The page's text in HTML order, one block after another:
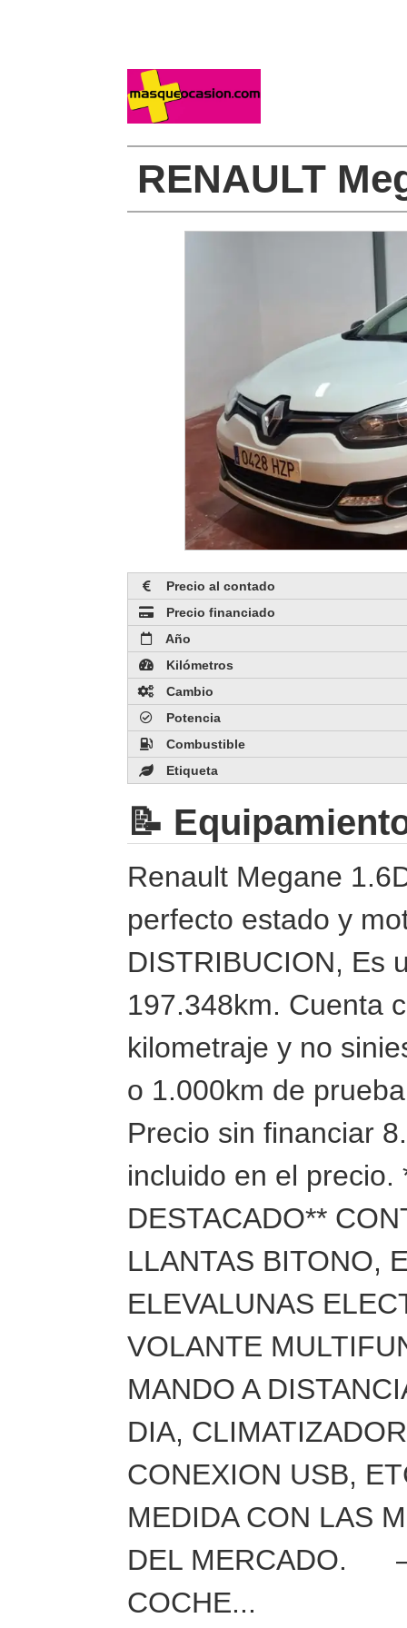
RENAULT
Precio al contado
Precio financiado
Año
Kilómetros
Cambio
Potencia
Combustible
Etiqueta
📝
Renault Megane
perfecto estado y
DISTRIBUCION, Es
197.348km. Cuenta
kilometraje y no
o 1.000km de
Precio sin financiar
incluido en el precio.
DESTACADO**
LLANTAS BITONO,
ELEVALUNAS
VOLANTE
MANDO A
DIA,
CONEXION USB,
MEDIDA CON LAS
DEL MERCADO. –
COCHE...